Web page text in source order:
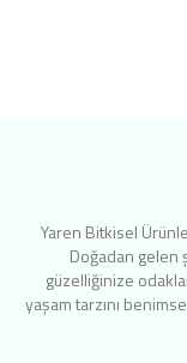
Yaren Bitkisel
Doğadan gelen
güzelliğinize
yaşam tarzını